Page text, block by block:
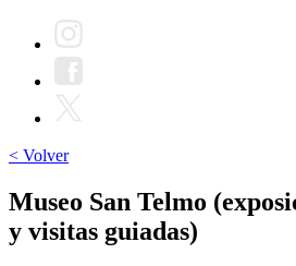
< Volver
Museo San Telmo
y visitas guiadas)